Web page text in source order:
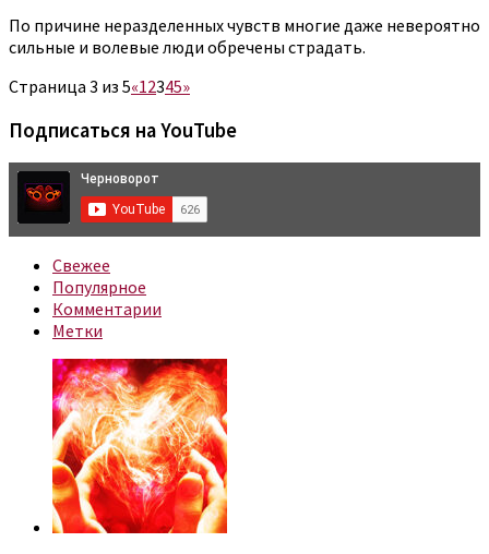
По причине неразделенных чувств многие даже невероятно
сильные и волевые люди обречены страдать.
Страница 3 из 5«12345»
Подписаться на YouTube
Свежее
Популярное
Комментарии
Метки